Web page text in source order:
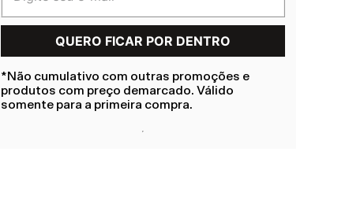
*Não cumulativo com outras promoções e
produtos com preço demarcado. Válido
somente para a primeira compra.